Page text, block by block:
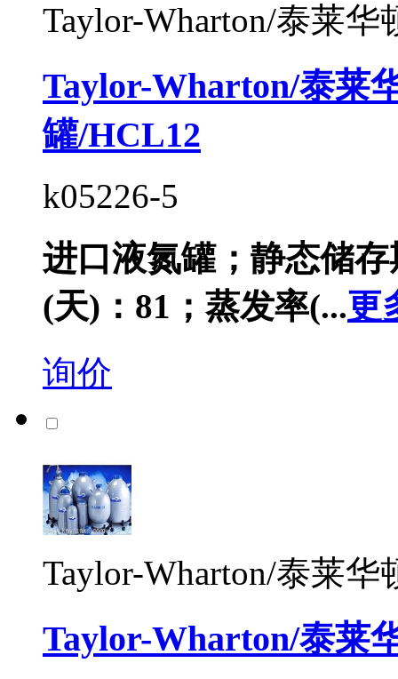
Taylor-Wharton/泰莱华
Taylor-Wharton/泰莱
罐/HCL12
k05226-5
进口液氮罐；静态储
(天)：81；蒸发率(...更
询价
Taylor-Wharton/泰莱华
Taylor-Wharton/泰莱